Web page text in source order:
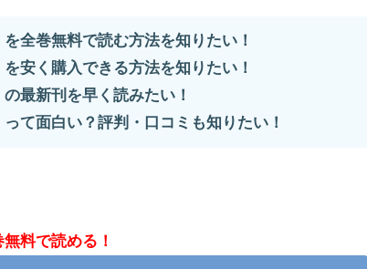
全巻無料で読む方法を知りたい！
安く購入できる方法を知りたい！
最新刊を早く読みたい！
て面白い？評判・口コミも知りたい！
料で読める！